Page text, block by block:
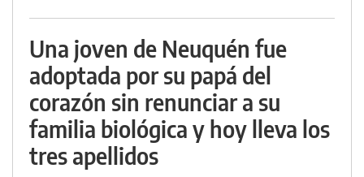
Una joven de Neuquén fue
adoptada por su papá del
corazón sin renunciar a su
familia biológica y hoy lleva los
tres apellidos